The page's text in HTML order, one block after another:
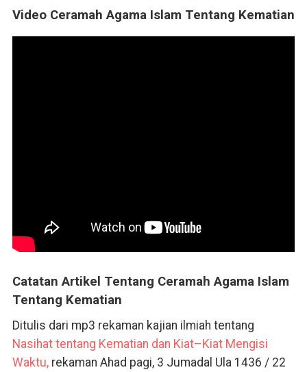
Video Ceramah Agama Islam Tentang Kematian
Catatan Artikel Tentang Ceramah Agama Islam
Tentang Kematian
Ditulis dari mp3 rekaman kajian ilmiah tentang
Nasihat tentang Kematian dan Kiat–Kiat Mengisi
Waktu,rekaman Ahad pagi, 3 Jumadal Ula 1436 / 22